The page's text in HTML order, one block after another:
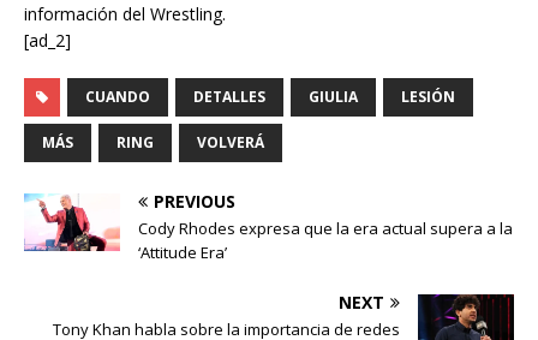
información del Wrestling.
[ad_2]
CUANDO DETALLES GIULIA LESIÓN
MÁS RING VOLVERÁ
PREVIOUS
Cody Rhodes expresa que la era actual supera a la
‘Attitude Era’
NEXT
Tony Khan habla sobre la importancia de redes